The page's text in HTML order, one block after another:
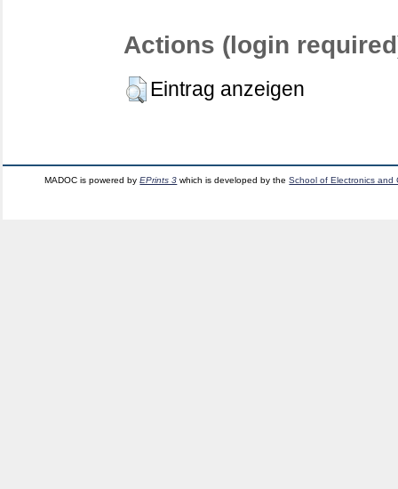
Actions (login
Eintrag anzeigen
MADOC is powered byEPrints 3 which is developed by theSchool of Electronics and